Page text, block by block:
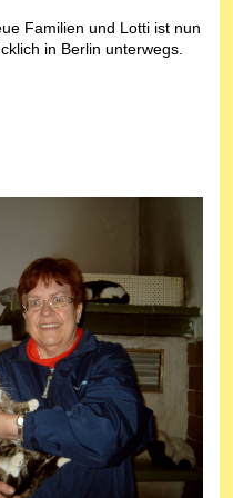
Familien und Lotti ist nun
in Berlin unterwegs.